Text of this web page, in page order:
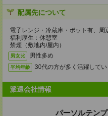
配属先について
電子レンジ・冷蔵庫・ポット有、周
福利厚生：休憩室
禁煙（敷地内/屋内）
男女比 男性多め
平均年齢 30代の方が多く活躍してい
派遣会社情報
パーソルテン